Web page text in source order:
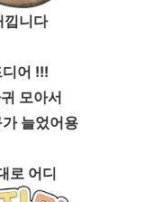
낍니다
어 !!!
모아서
늘었어용
로 어디